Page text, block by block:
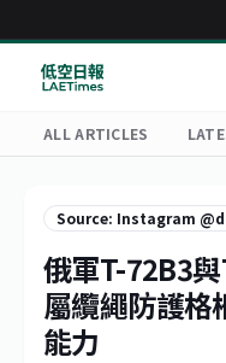
ALL ARTICLES
Source: Instagram
俄軍T-72B3
屬纜繩防護格
能力